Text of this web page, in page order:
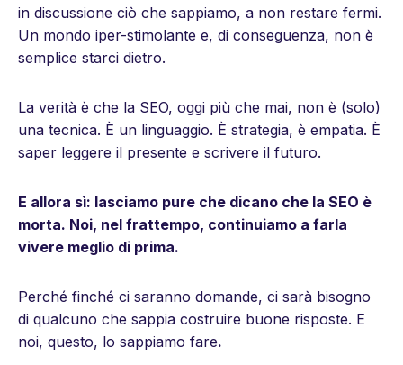
in discussione ciò che sappiamo, a non restare fermi.
Un mondo iper-stimolante e, di conseguenza, non è
semplice starci dietro.
La verità è che la SEO, oggi più che mai, non è (solo)
una tecnica. È un linguaggio. È strategia, è empatia. È
saper leggere il presente e scrivere il futuro.
E allora sì: lasciamo pure che dicano che la SEO è
morta. Noi, nel frattempo, continuiamo a farla
vivere meglio di prima.
Perché finché ci saranno domande, ci sarà bisogno
di qualcuno che sappia costruire buone risposte. E
noi, questo, lo sappiamo fare.